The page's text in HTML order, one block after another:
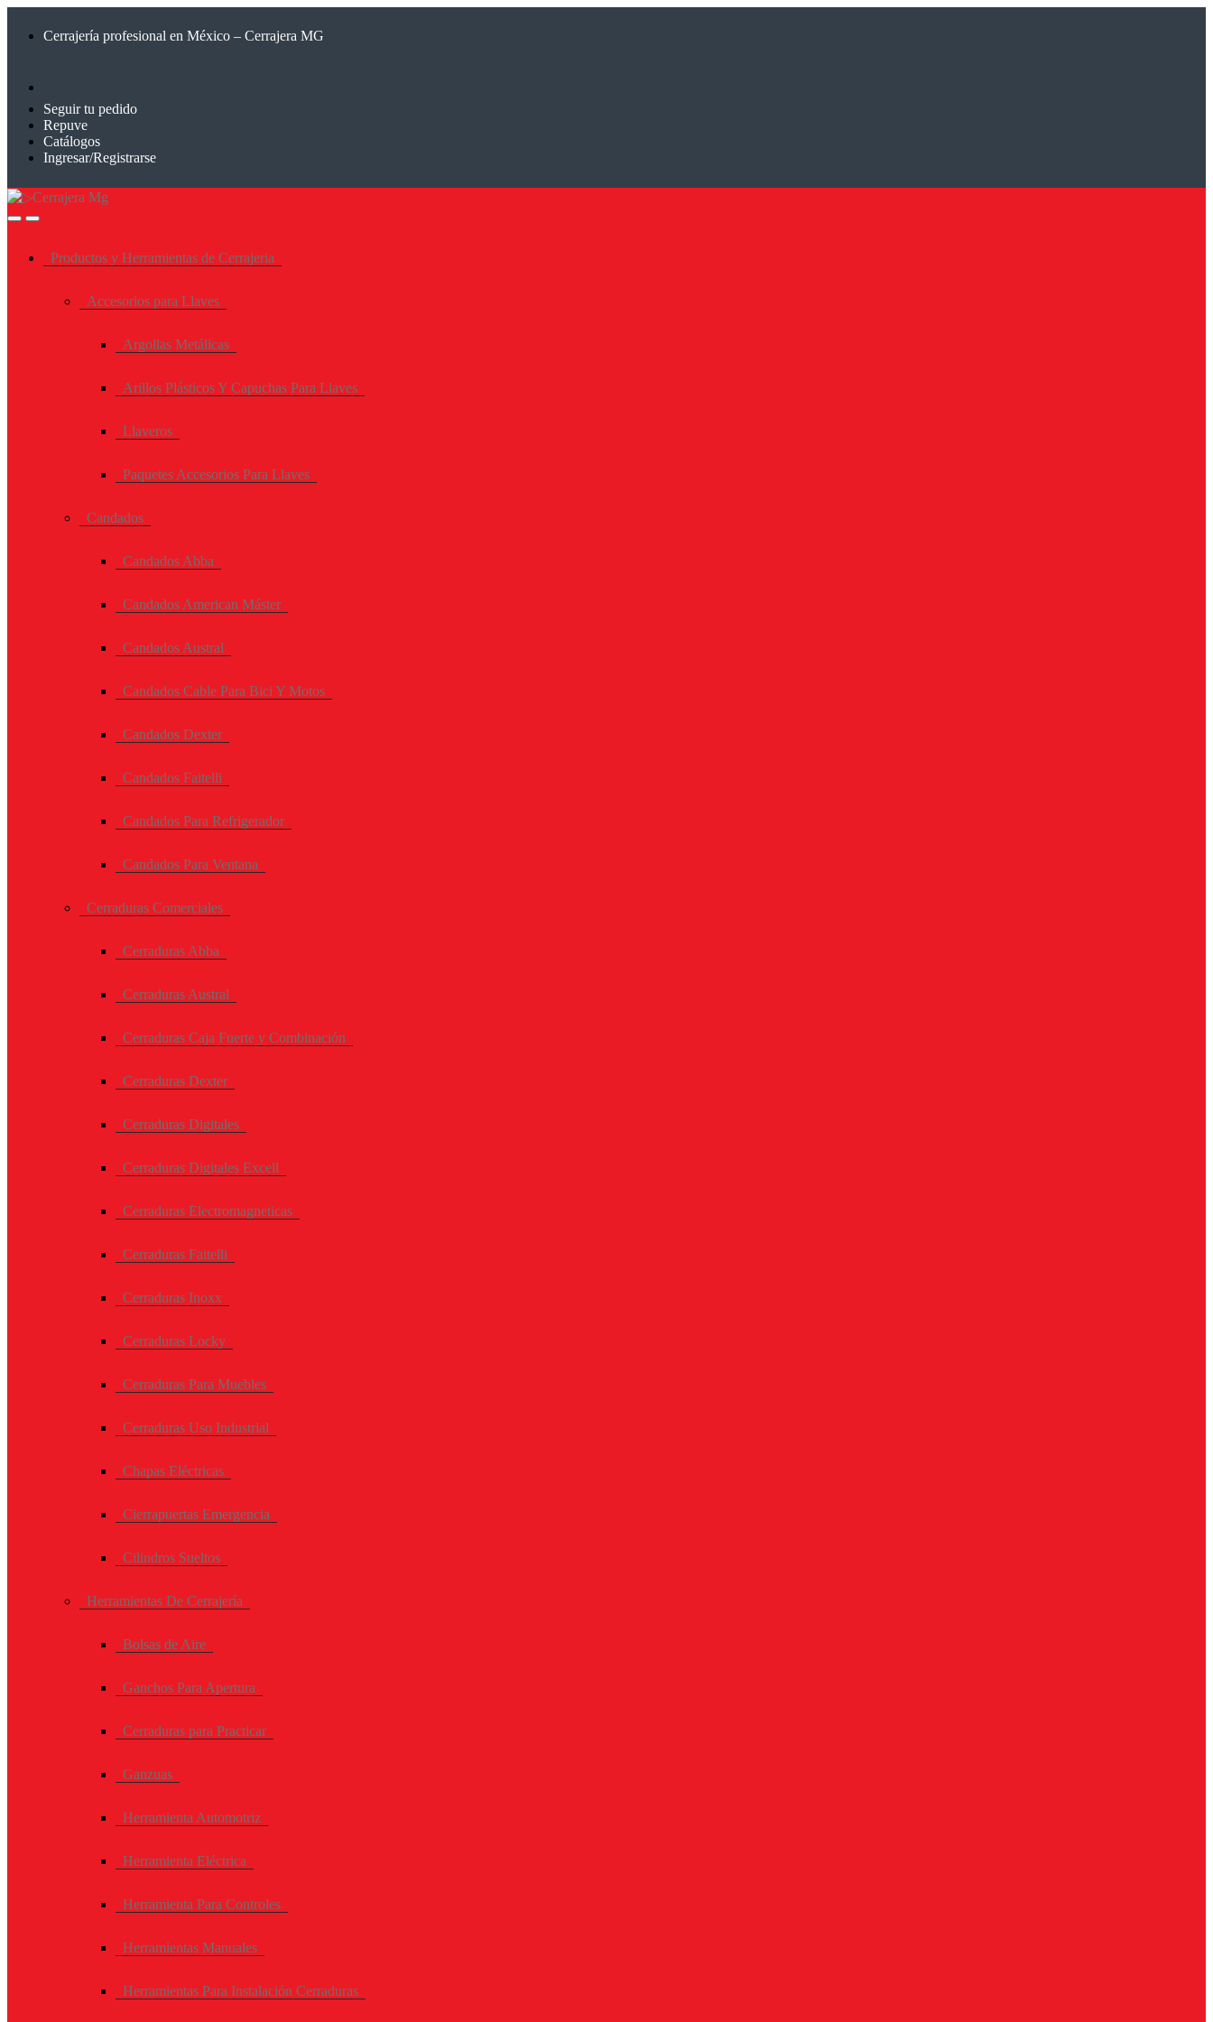
Cerrajería profesional en México – Cerrajera MG
Seguir tu pedido
Repuve
Catálogos
Ingresar/Registrarse
Productos y Herramientas de Cerrajeria
Accesorios para Llaves
Argollas Metálicas
Arillos Plásticos Y Capuchas Para Llaves
Llaveros
Paquetes Accesorios Para Llaves
Candados
Candados Abba
Candados American Máster
Candados Austral
Candados Cable Para Bici Y Motos
Candados Dexter
Candados Faitelli
Candados Para Refrigerador
Candados Para Ventana
Cerraduras Comerciales
Cerraduras Abba
Cerraduras Austral
Cerraduras Caja Fuerte y Combinación
Cerraduras Dexter
Cerraduras Digitales
Cerraduras Digitales Excell
Cerraduras Electromagneticas
Cerraduras Faitelli
Cerraduras Inoxx
Cerraduras Locky
Cerraduras Para Muebles
Cerraduras Uso Industrial
Chapas Eléctricas
Cierrapuertas Emergencia
Cilindros Sueltos
Herramientas De Cerrajería
Bolsas de Aire
Ganchos Para Apertura
Cerraduras para Practicar
Ganzuas
Herramienta Automotriz
Herramienta Eléctrica
Herramienta Para Controles
Herramientas Manuales
Herramientas Para Instalación Cerraduras